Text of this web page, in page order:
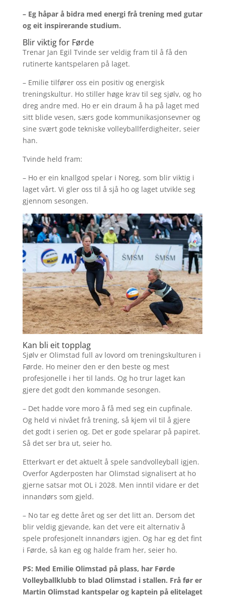
– Eg håpar å bidra med energi frå trening med gutar
og eit inspirerande studium.
Blir viktig for Førde
Trenar Jan Egil Tvinde ser veldig fram til å få den
rutinerte kantspelaren på laget.
– Emilie tilfører oss ein positiv og energisk
treningskultur. Ho stiller høge krav til seg sjølv, og ho
dreg andre med. Ho er ein draum å ha på laget med
sitt blide vesen, særs gode kommunikasjonsevner og
sine svært gode tekniske volleyballferdigheiter, seier
han.
Tvinde held fram:
– Ho er ein knallgod spelar i Noreg, som blir viktig i
laget vårt. Vi gler oss til å sjå ho og laget utvikle seg
gjennom sesongen.
Kan bli eit topplag
Sjølv er Olimstad full av lovord om treningskulturen i
Førde. Ho meiner den er den beste og mest
profesjonelle i her til lands. Og ho trur laget kan
gjere det godt den kommande sesongen.
– Det hadde vore moro å få med seg ein cupfinale.
Og held vi nivået frå trening, så kjem vil til å gjere
det godt i serien og. Det er gode spelarar på papiret.
Så det ser bra ut, seier ho.
Etterkvart er det aktuelt å spele sandvolleyball igjen.
Overfor Agderposten har Olimstad signalisert at ho
gjerne satsar mot OL i 2028. Men inntil vidare er det
innandørs som gjeld.
– No tar eg dette året og ser det litt an. Dersom det
blir veldig gjevande, kan det vere eit alternativ å
spele profesjonelt innandørs igjen. Og har eg det fint
i Førde, så kan eg og halde fram her, seier ho.
PS: Med Emilie Olimstad på plass, har Førde
Volleyballklubb to blad Olimstad i stallen. Frå før er
Martin Olimstad kantspelar og kaptein på elitelaget